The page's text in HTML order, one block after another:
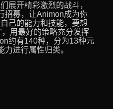
展开精彩激烈的战斗，
招募，让Animon成为你
己的能力和技能，要想
，用最好的策略充分发挥
约有140种，分为13种元
进行属性归类。